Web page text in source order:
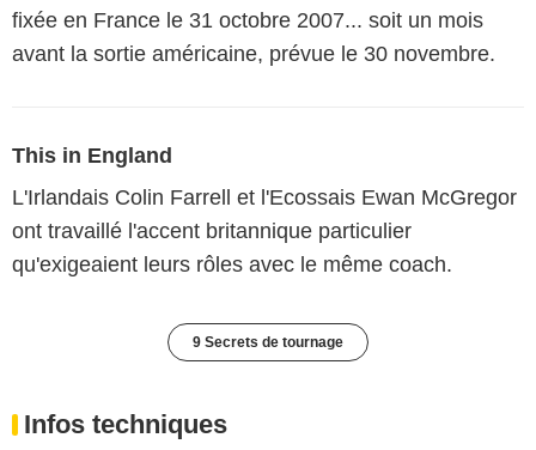
fixée en France le 31 octobre 2007... soit un mois
avant la sortie américaine, prévue le 30 novembre.
This in England
L'Irlandais Colin Farrell et l'Ecossais Ewan McGregor
ont travaillé l'accent britannique particulier
qu'exigeaient leurs rôles avec le même coach.
9 Secrets de tournage
Infos techniques